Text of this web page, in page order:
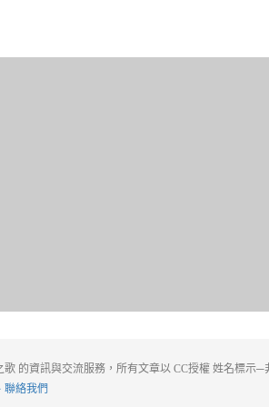
的資訊與交流服務，所有文章以 CC授權 姓名標示─
聯絡我們